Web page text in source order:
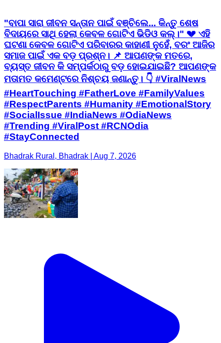
"ବାପା ସାରା ଜୀବନ ସନ୍ତାନ ପାଇଁ ବଞ୍ଚିଲେ... କିନ୍ତୁ ଶେଷ
ବିଦାୟରେ ସାଥି ହେଲା କେବଳ ଗୋଟିଏ ଭିଡିଓ କଲ୍।" 💔 ଏହି
ଘଟଣା କେବଳ ଗୋଟିଏ ପରିବାରର କାହାଣୀ ନୁହେଁ, ବରଂ ଆଜିର
ସମାଜ ପାଇଁ ଏକ ବଡ଼ ପ୍ରଶ୍ନ। 📌 ଆପଣଙ୍କ ମତରେ,
ବ୍ୟସ୍ତ ଜୀବନ କି ସମ୍ପର୍କଠାରୁ ବଡ଼ ହୋଇଯାଇଛି? ଆପଣଙ୍କ
ମତାମତ କମେଣ୍ଟରେ ନିଶ୍ଚୟ ଜଣାନ୍ତୁ। 👇 #ViralNews
#HeartTouching #FatherLove #FamilyValues
#RespectParents #Humanity #EmotionalStory
#SocialIssue #IndiaNews #OdiaNews
#Trending #ViralPost #RCNOdia
#StayConnected
Bhadrak Rural, Bhadrak | Aug 7, 2026